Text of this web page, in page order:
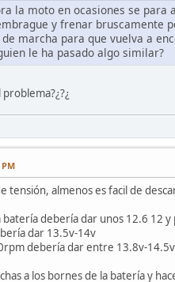
la moto en ocasiones se
y frenar bruscamente
marcha para que vuelva a
le ha pasado algo similar?
tensión, almenos es facil de
debería dar unos 12.6 12 y
dar 13.5v-14v
debería dar entre 13.8v-
a los bornes de la batería y